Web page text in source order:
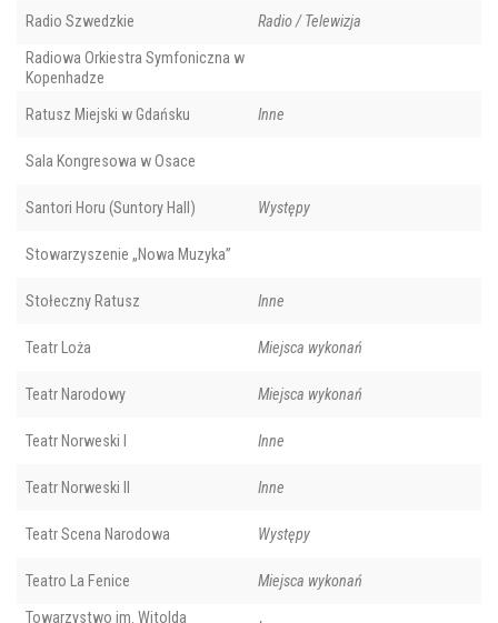
Radio Szwedzkie Radio / Telewizja
Radiowa Orkiestra Symfoniczna w
Kopenhadze
Ratusz Miejski w Gdańsku Inne
Sala Kongresowa w Osace
Santori Horu (Suntory Hall) Występy
Stowarzyszenie „Nowa Muzyka”
Stołeczny Ratusz Inne
Teatr Loża Miejsca wykonań
Teatr Narodowy Miejsca wykonań
Teatr Norweski I Inne
Teatr Norweski II Inne
Teatr Scena Narodowa Występy
Teatro La Fenice Miejsca wykonań
Towarzystwo im. Witolda